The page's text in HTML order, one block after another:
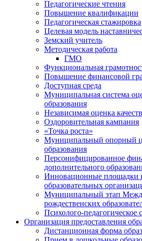
Педагогические чтения
Повышение квалификации
Педагогическая стажировка
Целевая модель
Земский учитель
Методическая работа
ГМО
Функциональная
Повышение финансовой
Доступная среда
Муниципальная система
образования
Независимая оценка
Оздоровительная кампания
«Точка роста»
Муниципальный опорный
образования
Персонифицированное
дополнительного
Инновационные площадки
образовательных
Муниципальный этап
рождественских
Психолого-педагогическое
Организация предоставления
Дистанционная форма